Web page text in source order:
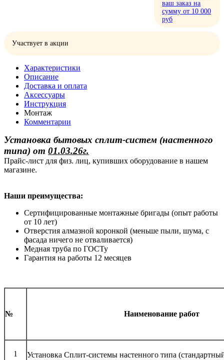
ваш заказ на
сумму от 10 000
руб
Участвует в акции
Характеристики
Описание
Доставка и оплата
Аксессуары
Инструкция
Монтаж
Комментарии
Установка бытовых сплит-систем (настенного
типа) от 01.03.26г.
Прайс-лист для физ. лиц, купивших оборудование в нашем
магазине.
Наши преимущества:
Сертифицированные монтажные бригады (опыт работы
от 10 лет)
Отверстия алмазной коронкой (меньше пыли, шума, с
фасада ничего не отваливается)
Медная труба по ГОСТу
Гарантия на работы 12 месяцев
№ Наименование работ
1 Установка Сплит-системы настенного типа